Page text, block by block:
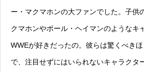
ー・マクマホンの大ファンでした。子供
クマホンやポール・ヘイマンのようなキ
WWEが好きだったの。彼らは驚くべき
で、注目せずにはいられないキャラクタ